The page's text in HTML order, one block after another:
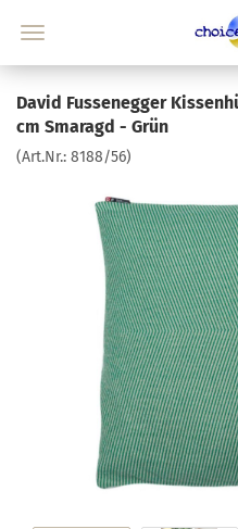
David Fussenegger
cm Smaragd - Grün
(Art.Nr.: 8188/56)